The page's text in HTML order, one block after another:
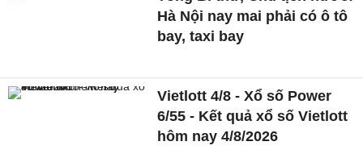
Hà Nội nay mai phải có ô tô
bay, taxi bay
Vietlott 4/8 - Xổ số Power
6/55 - Kết quả xổ số Vietlott
hôm nay 4/8/2026